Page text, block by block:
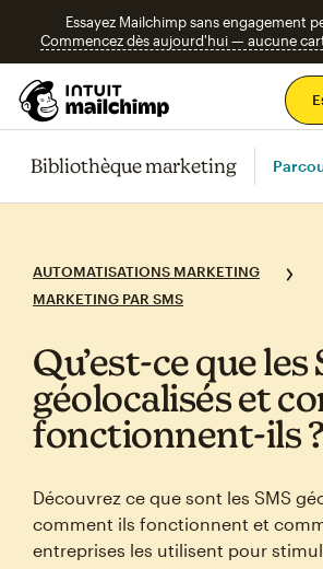
Essayez Mailchimp sans engagement
Commencez dès aujourd'hui — aucune
Bibliothèque marketing
AUTOMATISATIONS MARKETING
MARKETING PAR SMS
Qu’est‑ce que les
géolocalisés et
fonctionnent‑ils ?
Découvrez ce que sont les SMS
comment ils fonctionnent et
entreprises les utilisent pour